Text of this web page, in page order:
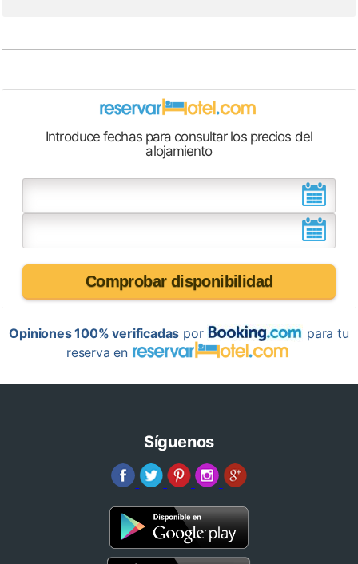
Introduce fechas para consultar los precios del
alojamiento
Comprobar disponibilidad
Opiniones 100% verificadas por
para tu
reserva en
Síguenos